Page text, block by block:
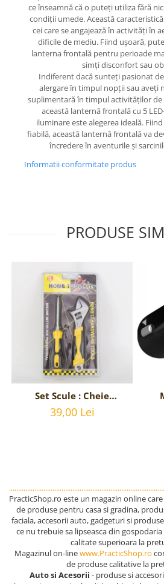
ce înseamnă că o puteți utiliza fără
condiții umede. Această
cei care se angajează în activități în
dificile de mediu. Fiind ușoară,
lanterna frontală pentru perioade
simți disconfort sau
Indiferent dacă sunteți pasionat
alergare în timpul nopții sau aveți
suplimentară în timpul activităților
această lanternă frontală cu 5
iluminare este alegerea ideală.
fiabilă, această lanternă frontală va
încredere în aventurile și
Informatii conformitate produs
PRODUSE
Set Scule : Cheie
Reglabila Universala si
Surubelnita stea si
39,00 Lei
PracticShop.ro este un magazin online
de produse pentru casa si gradina,
faciala, accesorii auto, gadgeturi si
ce nu trebuie sa lipseasca din
calitate superioara la
Magazinul on-linewww.PracticShop.ro
de produse calitative la
Auto si Acesorii - produse si